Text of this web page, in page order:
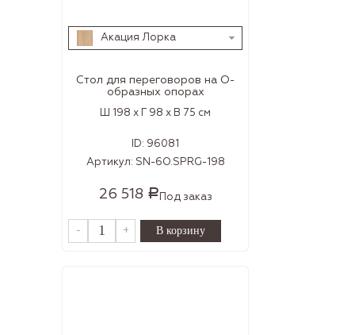
Акация Лорка
Стол для переговоров на О-
образных опорах
Ш 198 x Г 98 x В 75 см
ID: 96081
Артикул: SN-6O.SPRG-198
26 518 Р Под заказ
- +